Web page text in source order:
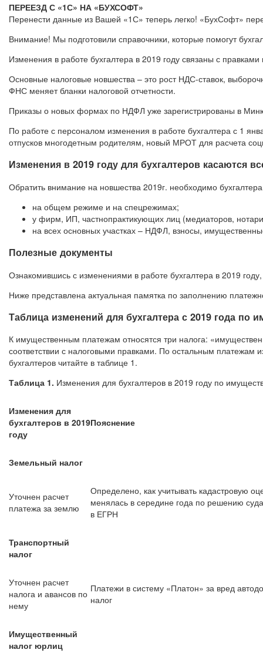
ПЕРЕЕЗД С «1С» НА «БУХСОФТ»
Перенести данные из Вашей «1С» теперь легко! «БухСофт»
Внимание! Мы подготовили справочники, которые помогут
Изменения в работе бухгалтера в 2019 году связаны с
Основные налоговые новшества – это рост НДС-ставок,
ФНС меняет бланки налоговой отчетности.
Приказы о новых формах по НДФЛ уже зарегистрированы в
По работе с персоналом изменения в работе бухгалтера с 1
отпусков многодетным родителям, новый МРОТ для расчета
Изменения в 2019 году для бухгалтеров касаются
Обратить внимание на новшества 2019г. необходимо
на общем режиме и на спецрежимах;
у фирм, ИП, частнопрактикующих лиц (медиаторов,
на всех основных участках – НДФЛ, взносы,
Полезные документы
Ознакомившись с изменениями в работе бухгалтера в 2019
Ниже представлена актуальная памятка по заполнению
Таблица изменений для бухгалтера с 2019 года по
К имущественным платежам относятся три налога:
соответствии с налоговыми правками. По остальным платежам
бухгалтеров читайте в таблице 1.
Таблица 1. Изменения для бухгалтеров в 2019 году по
Изменения для
бухгалтеров в 2019
году
Пояснение
Земельный налог
Уточнен расчет
платежа за землю
Определено, как учитывать кадастровую
менялась в середине года по решению
в ЕГРН
Транспортный
налог
Уточнен расчет
налога и авансов по
нему
Платежи в систему «Платон» за вред
налог
Имущественный
налог юрлиц